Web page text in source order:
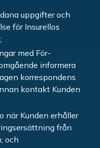
uppgifter och
för Insurellos
med För-
informera
korrespondens
kontakt Kunden
när Kunden erhåller
från
och